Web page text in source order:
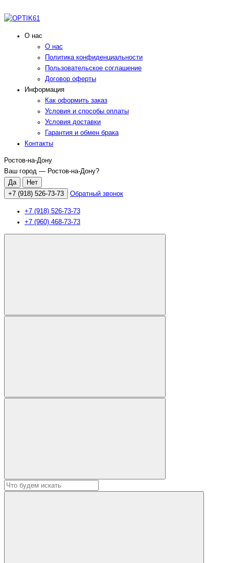
О нас
О нас
Политика конфиденциальности
Пользовательское соглашение
Договор оферты
Информация
Как оформить заказ
Условия и способы оплаты
Условия доставки
Гарантия и обмен брака
Контакты
Ростов-на-Дону
Ваш город — Ростов-на-Дону?
+7 (918) 526-73-73 Обратный звонок
+7 (918) 526-73-73
+7 (960) 468-73-73